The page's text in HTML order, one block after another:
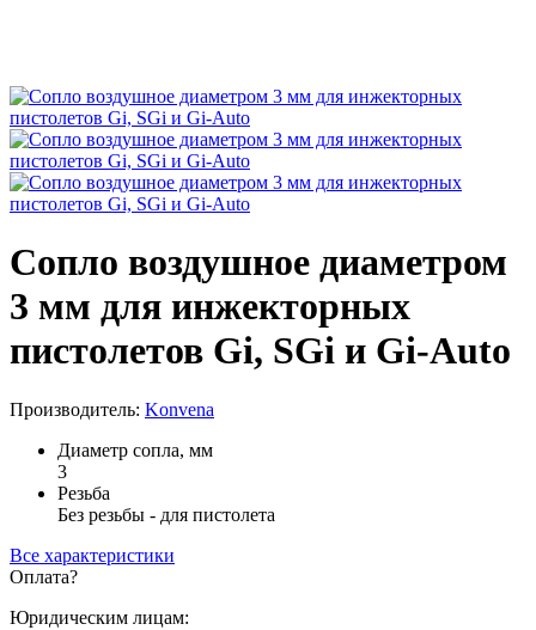
Сопло воздушное диаметром
3 мм для инжекторных
пистолетов Gi, SGi и Gi-Auto
Производитель: Konvena
Диаметр сопла, мм
3
Резьба
Без резьбы - для пистолета
Все характеристики
Оплата?
Юридическим лицам: